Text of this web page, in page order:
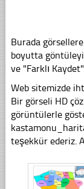
Burada
boyutta
ve "Farklı
Web sitemizde
Bir görseli HD
görüntülerle
teşekkür ederiz.